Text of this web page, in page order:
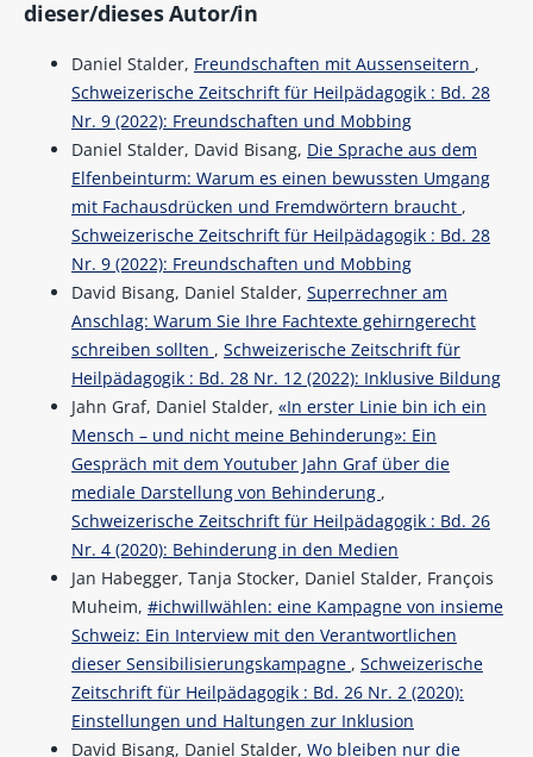
dieser/dieses Autor/in
Daniel Stalder, Freundschaften mit Aussenseitern ,
Schweizerische Zeitschrift für Heilpädagogik : Bd. 28
Nr. 9 (2022): Freundschaften und Mobbing
Daniel Stalder, David Bisang, Die Sprache aus dem
Elfenbeinturm: Warum es einen bewussten Umgang
mit Fachausdrücken und Fremdwörtern braucht ,
Schweizerische Zeitschrift für Heilpädagogik : Bd. 28
Nr. 9 (2022): Freundschaften und Mobbing
David Bisang, Daniel Stalder, Superrechner am
Anschlag: Warum Sie Ihre Fachtexte gehirngerecht
schreiben sollten , Schweizerische Zeitschrift für
Heilpädagogik : Bd. 28 Nr. 12 (2022): Inklusive Bildung
Jahn Graf, Daniel Stalder, «In erster Linie bin ich ein
Mensch – und nicht meine Behinderung»: Ein
Gespräch mit dem Youtuber Jahn Graf über die
mediale Darstellung von Behinderung ,
Schweizerische Zeitschrift für Heilpädagogik : Bd. 26
Nr. 4 (2020): Behinderung in den Medien
Jan Habegger, Tanja Stocker, Daniel Stalder, François
Muheim, #ichwillwählen: eine Kampagne von insieme
Schweiz: Ein Interview mit den Verantwortlichen
dieser Sensibilisierungskampagne , Schweizerische
Zeitschrift für Heilpädagogik : Bd. 26 Nr. 2 (2020):
Einstellungen und Haltungen zur Inklusion
David Bisang, Daniel Stalder, Wo bleiben nur die